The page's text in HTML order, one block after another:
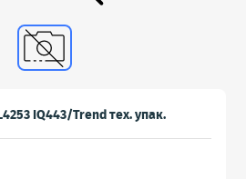
IQ443/Trend тех. упак.